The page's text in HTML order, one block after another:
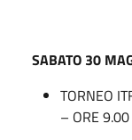
SABATO 30
TORNEO
– ORE 9.00